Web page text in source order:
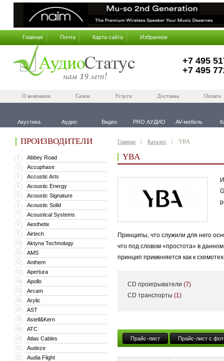
Главная Почта Карта сайта Избранное
+7 495
+7 495
О компании Салон Услуги Доставка Оплата
Акустика Аудио Видео PRO АУДИО AV-мебель
ПРОИЗВОДИТЕЛИ
1 Abbey Road
2 Accuphase
3 Accustic Arts
4 Acoustic Energy
5 Acoustic Signature
6 Acoustic Solid
7 Acoustical Systems
8 Aesthetix
9 Airtech
10 Aktyna Technology
11 AMS
12 Anthem
13 Apertura
14 Apollo
15 Arcam
16 Arylic
17 AST
18 Astell&Kern
19 ATC
20 Atlas Cables
21 Audeze
22 Audia Flight
Главная Каталог YBA
YBA
Принципы, что служили для него
что под словом «простота» в
принцип применяется как к
«Честно говоря, я не знаю, что
основатель компании YBA Audio.
системы — воспроизводить музыку
CD проигрыватели (7)
CD транспорты (1)
Прайс-лист Прайс-лист с